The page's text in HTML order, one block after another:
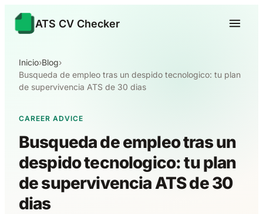
ATS CV Checker
Inicio›Blog›
Busqueda de empleo tras un despido tecnologico: tu plan
de supervivencia ATS de 30 dias
CAREER ADVICE
Busqueda de empleo tras un
despido tecnologico: tu plan
de supervivencia ATS de 30
dias